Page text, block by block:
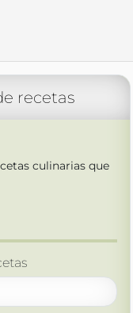
recetas
culinarias que